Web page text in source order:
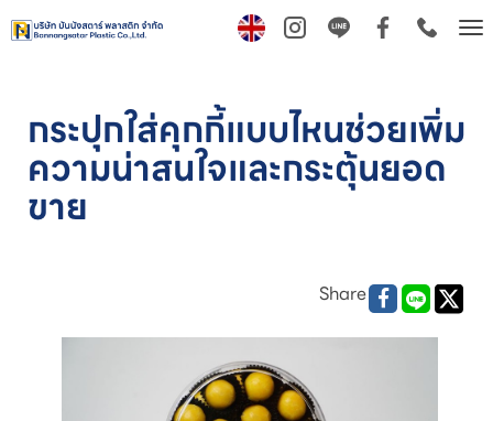
กระปุกใส่คุกกี้แบบไหนช่วยเพิ่ม
ความน่าสนใจและกระตุ้นยอด
ขาย
Share